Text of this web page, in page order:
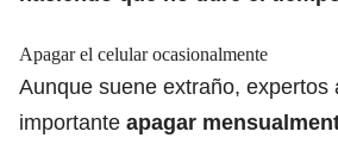
Apagar el celular ocasionalmente
Aunque suene extraño, expertos
importante apagar